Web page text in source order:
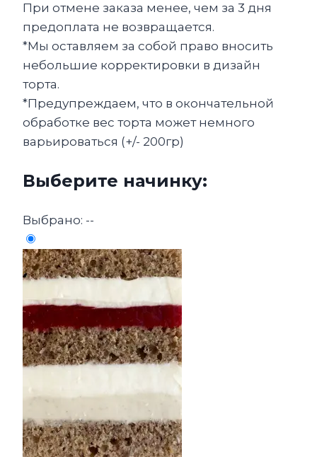
При отмене заказа менее, чем за 3 дня
предоплата не возвращается.
*Мы оставляем за собой право вносить
небольшие корректировки в дизайн
торта.
*Предупреждаем, что в окончательной
обработке вес торта может немного
варьироваться (+/- 200гр)
Выберите начинку:
Выбрано: --